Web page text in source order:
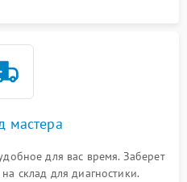
мастера
для вас время. Заберет
склад для диагностики.